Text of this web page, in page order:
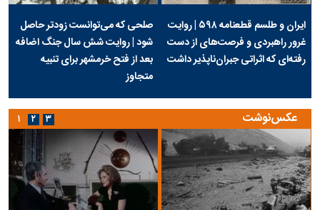
ایران و طلسم قطعنامه ۵۹۸ | روایت
غرور راهبردی و فرصت‌های از دست
رفته‌ای که اثراتی جبران‌ناپذیر داشت
صلحی که می‌توانست زودتر حاصل
شود | روایت شش سال جنگ اضافه
بعد از فتح خرمشهر برای تنبیه
متجاوز
عکس‌نوشت ۱ ۲ ۳